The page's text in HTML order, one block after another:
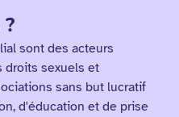
sont des acteurs
droits sexuels et
sans but lucratif
d'éducation et de prise